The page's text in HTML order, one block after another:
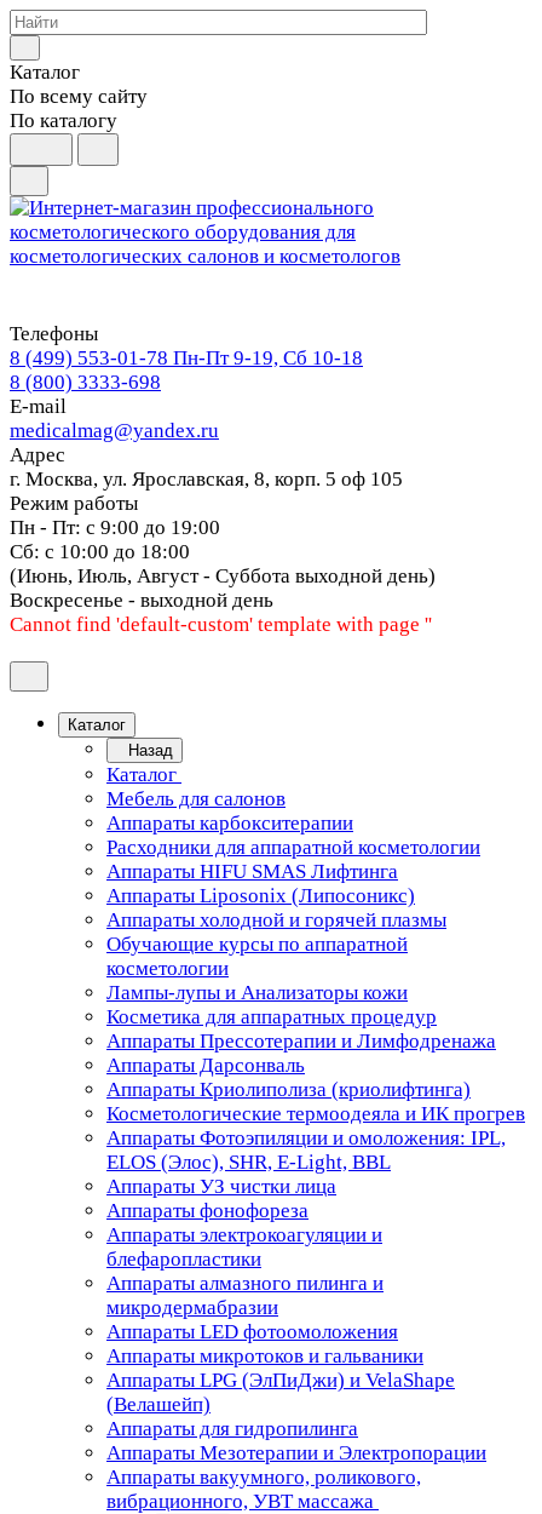
Каталог
По всему сайту
По каталогу
Телефоны
8 (499) 553-01-78 Пн-Пт 9-19, Сб 10-18
8 (800) 3333-698
E-mail
medicalmag@yandex.ru
Адрес
г. Москва, ул. Ярославская, 8, корп. 5 оф 105
Режим работы
Пн - Пт: с 9:00 до 19:00
Сб: с 10:00 до 18:00
(Июнь, Июль, Август - Суббота выходной день)
Воскресенье - выходной день
Cannot find 'default-custom' template with page ''
Каталог
Назад
Каталог
Мебель для салонов
Аппараты карбокситерапии
Расходники для аппаратной косметологии
Аппараты HIFU SMAS Лифтинга
Аппараты Liposonix (Липосоникс)
Аппараты холодной и горячей плазмы
Обучающие курсы по аппаратной
косметологии
Лампы-лупы и Анализаторы кожи
Косметика для аппаратных процедур
Аппараты Прессотерапии и Лимфодренажа
Аппараты Дарсонваль
Аппараты Криолиполиза (криолифтинга)
Косметологические термоодеяла и ИК прогрев
Аппараты Фотоэпиляции и омоложения: IPL,
ELOS (Элос), SHR, E-Light, BBL
Аппараты УЗ чистки лица
Аппараты фонофореза
Аппараты электрокоагуляции и
блефаропластики
Аппараты алмазного пилинга и
микродермабразии
Аппараты LED фотоомоложения
Аппараты микротоков и гальваники
Аппараты LPG (ЭлПиДжи) и VelaShape
(Велашейп)
Аппараты для гидропилинга
Аппараты Мезотерапии и Электропорации
Аппараты вакуумного, роликового,
вибрационного, УВТ массажа